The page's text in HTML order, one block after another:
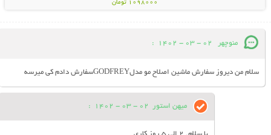
1098000 تومان
منوچهر 02 - 03 - 1402
:
سلام من دیروز سفارش ماشین اصلاح مو مدلGODFREYسفارش دادم کی میرسه
میهن استور 02 - 03 - 1402
: